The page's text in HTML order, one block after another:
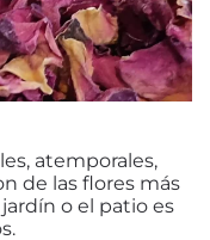
atemporales,
de las flores más
o el patio es